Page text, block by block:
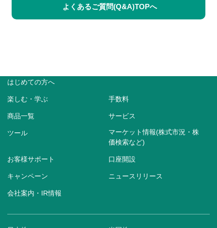
よくあるご質問(Q&A)TOPへ
はじめての方へ
楽しむ・学ぶ 手数料
商品一覧 サービス
ツール
マーケット情報(株式市況・株
価検索など)
お客様サポート 口座開設
キャンペーン ニュースリリース
会社案内・IR情報